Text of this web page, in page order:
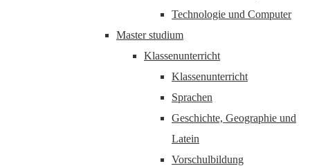
Technologie und Computer
Master studium
Klassenunterricht
Klassenunterricht
Sprachen
Geschichte, Geographie und
Latein
Vorschulbildung